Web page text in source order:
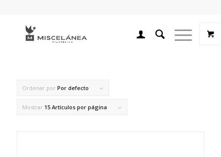
Ordenar por Por defecto
Mostrar 15 Artículos por página